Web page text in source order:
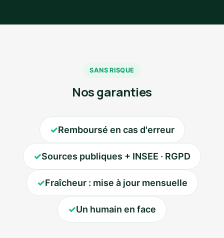
SANS RISQUE
Nos garanties
✓Remboursé en cas d'erreur
✓Sources publiques + INSEE · RGPD
✓Fraîcheur : mise à jour mensuelle
✓Un humain en face